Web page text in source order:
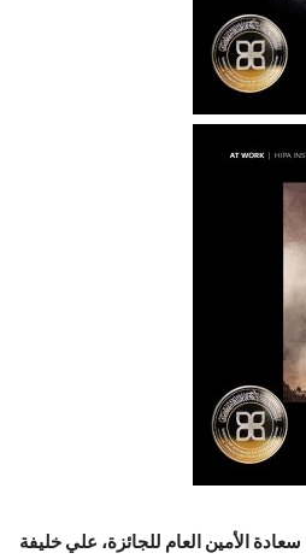
سعادة الأمين العام للجائزة، علي خليفة